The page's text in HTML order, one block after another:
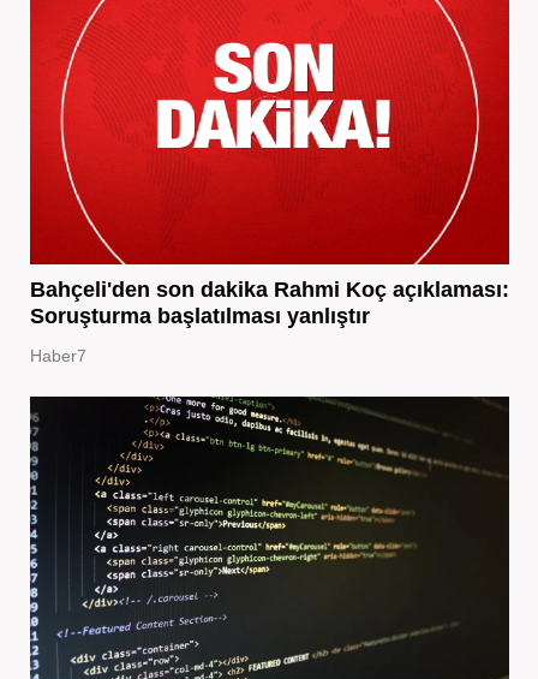
Bahçeli'den son dakika Rahmi Koç açıklaması:
Soruşturma başlatılması yanlıştır
Haber7